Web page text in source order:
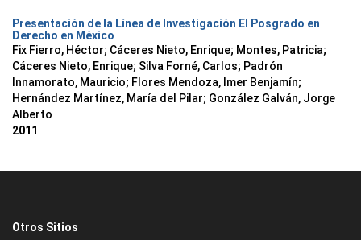
Presentación de la Línea de Investigación El Posgrado en
Derecho en México
Fix Fierro, Héctor; Cáceres Nieto, Enrique; Montes, Patricia;
Cáceres Nieto, Enrique; Silva Forné, Carlos; Padrón
Innamorato, Mauricio; Flores Mendoza, Imer Benjamín;
Hernández Martínez, María del Pilar; González Galván, Jorge
Alberto
2011
Otros Sitios